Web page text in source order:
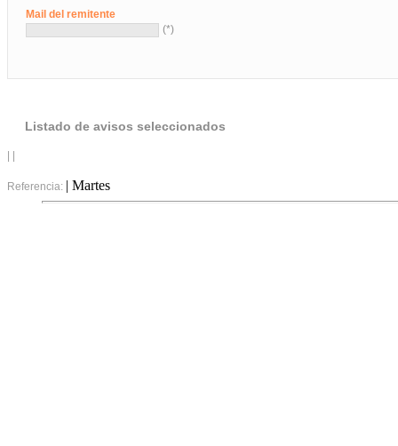
Mail del remitente
(*)
Listado de avisos seleccionados
Referencia: | Martes